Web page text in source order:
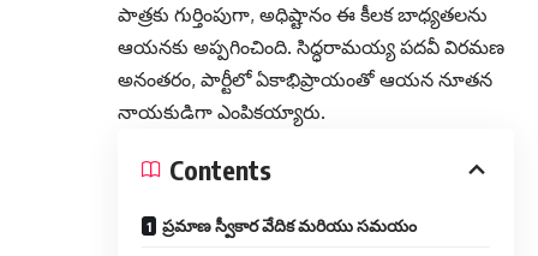
పాత్రకు గుర్తింపుగా, అధిష్టానం ఈ కీలక బాధ్యతలను
ఆయనకు అప్పగించింది. సిద్ధరామయ్య పదవీ విరమణ
అనంతరం, పార్టీలో ఏకాభిప్రాయంతో ఆయన నూతన
నాయకుడిగా ఎంపికయ్యారు.
Contents
ప్రమాణ స్వీకార వేదిక మరియు సమయం